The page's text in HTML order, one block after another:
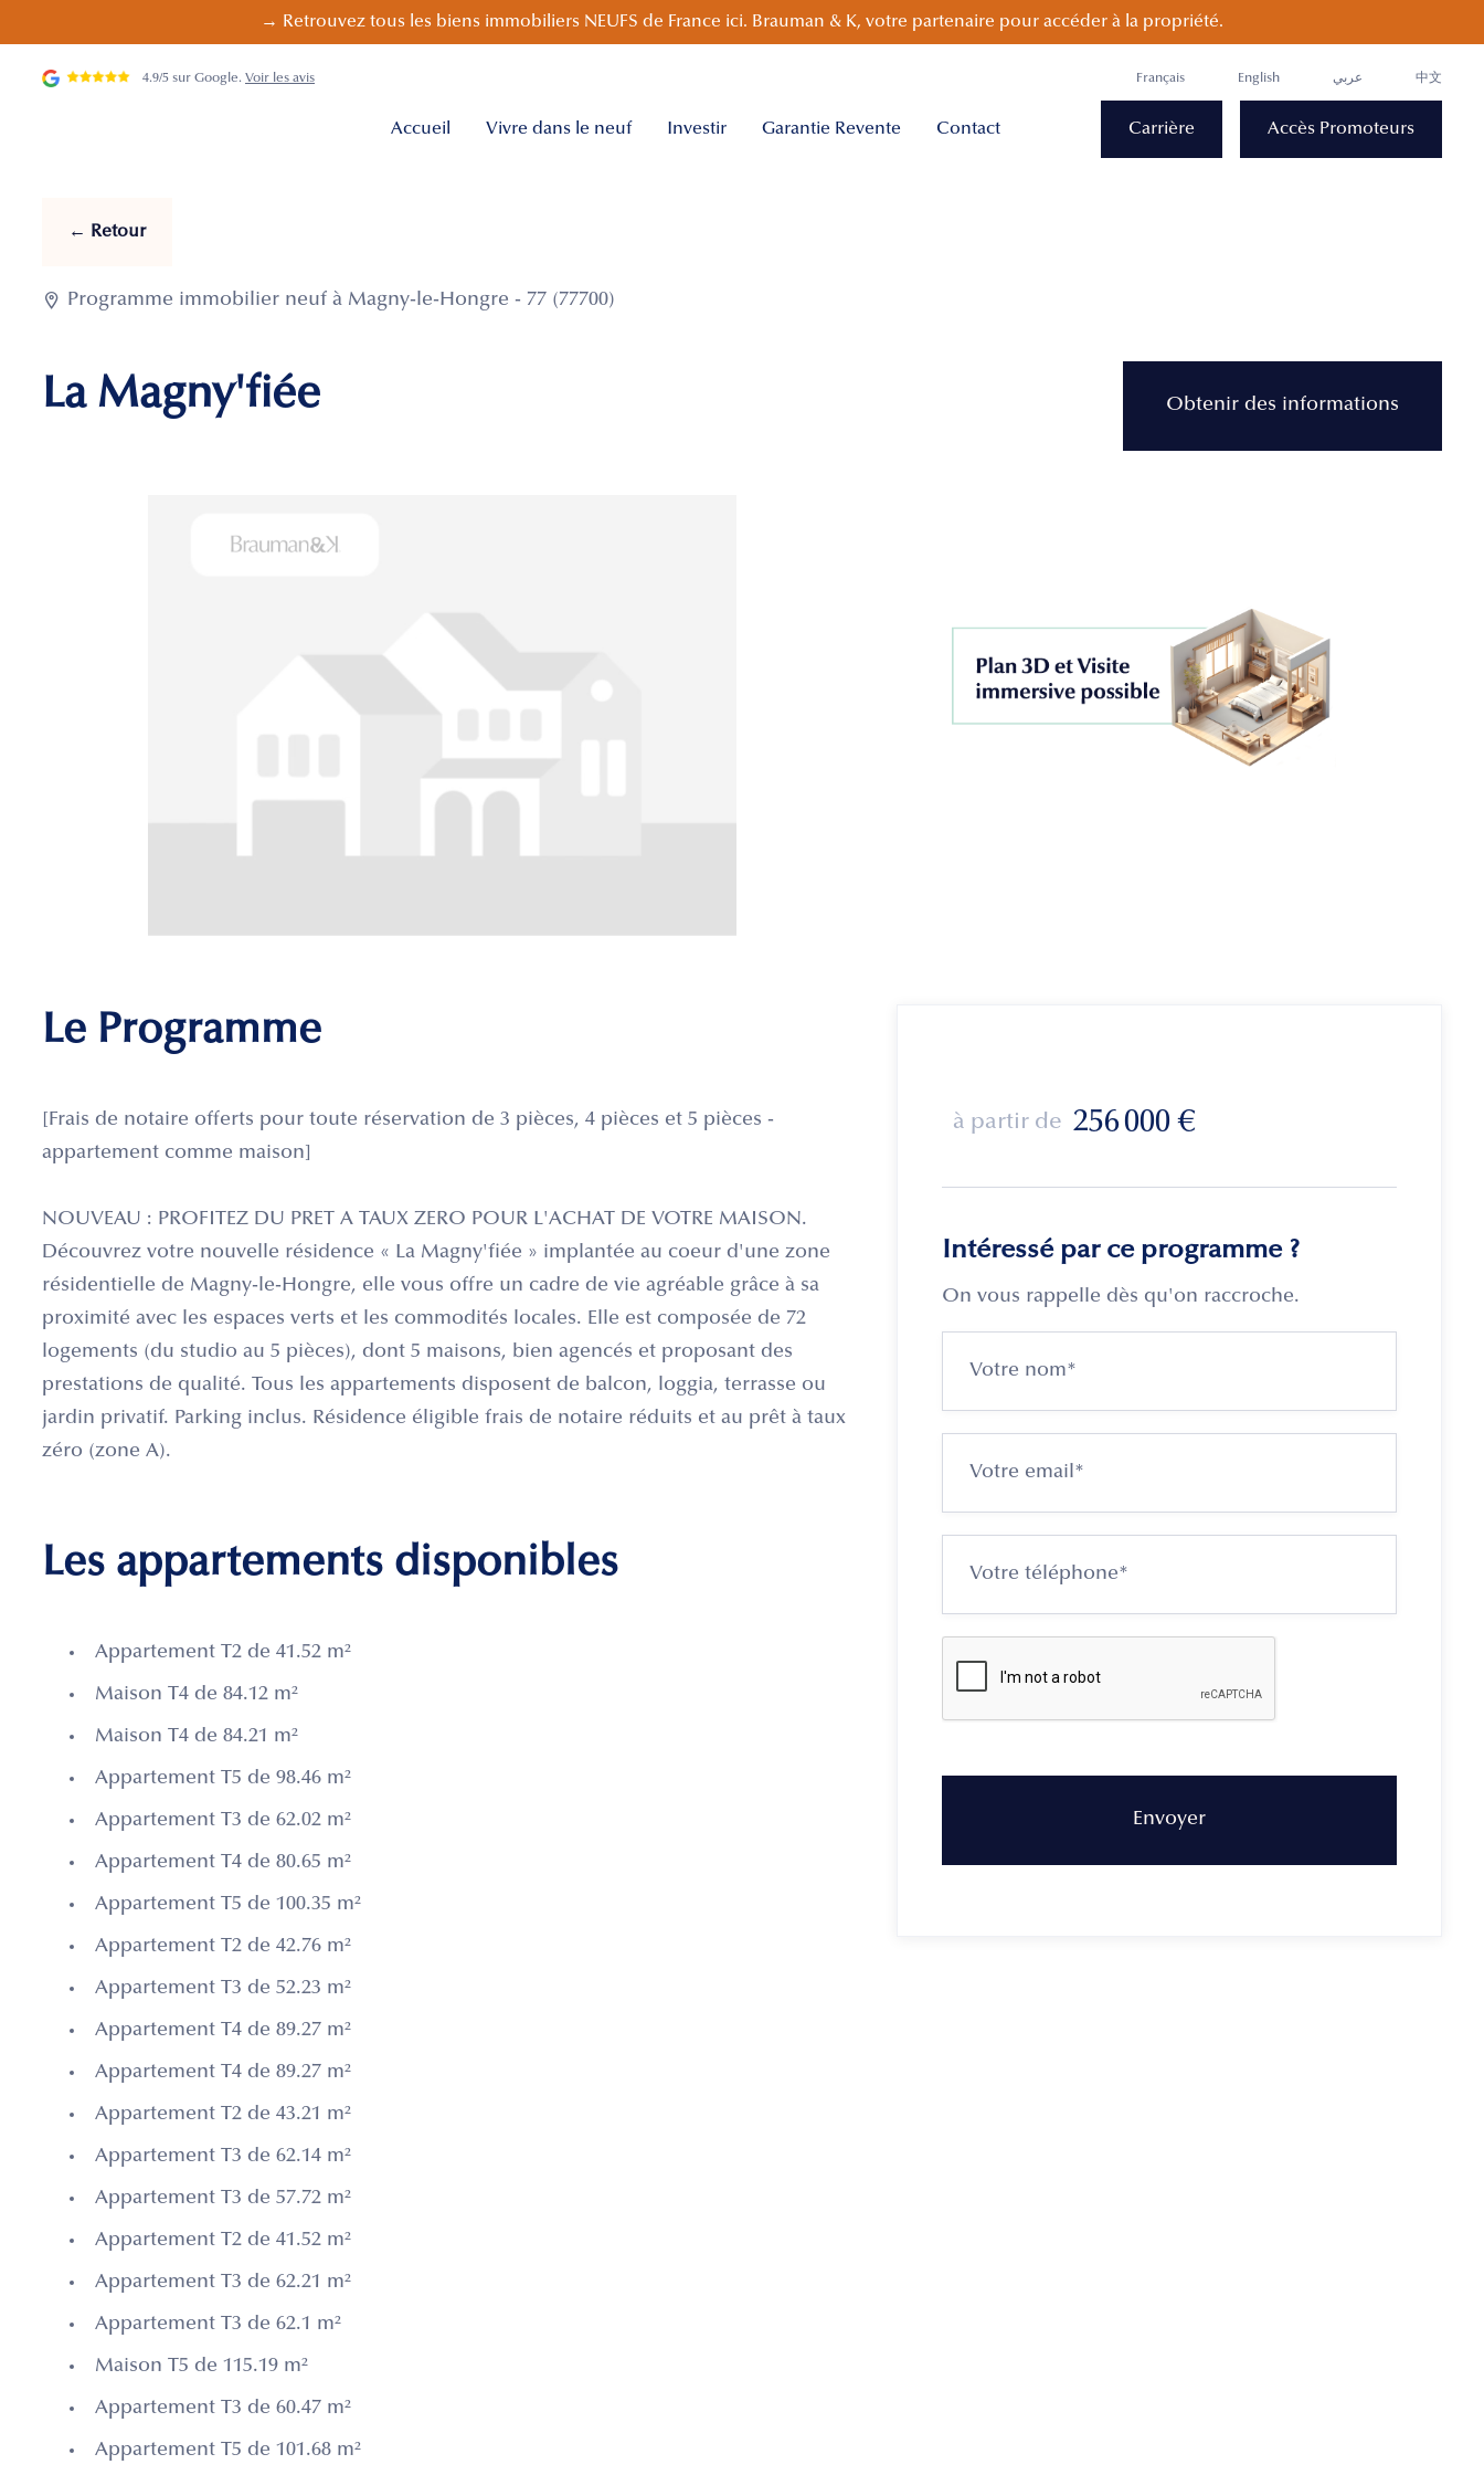
→ Retrouvez tous les biens immobiliers NEUFS de France ici. Brauman & K, votre partenaire pour accéder à la propriété.
4.9/5 sur Google. Voir les avis Français English عربي 中文
Accueil Vivre dans le neuf Investir Garantie Revente Contact Carrière Accès Promoteurs
← Retour
 Programme immobilier neuf à Magny-le-Hongre - 77 (77700)
La Magny'fiée Obtenir des informations
Le Programme
[Frais de notaire offerts pour toute réservation de 3 pièces, 4 pièces et 5 pièces -
appartement comme maison]
NOUVEAU : PROFITEZ DU PRET A TAUX ZERO POUR L'ACHAT DE VOTRE MAISON.
Découvrez votre nouvelle résidence « La Magny'fiée » implantée au coeur d'une zone
résidentielle de Magny-le-Hongre, elle vous offre un cadre de vie agréable grâce à sa
proximité avec les espaces verts et les commodités locales. Elle est composée de 72
logements (du studio au 5 pièces), dont 5 maisons, bien agencés et proposant des
prestations de qualité. Tous les appartements disposent de balcon, loggia, terrasse ou
jardin privatif. Parking inclus. Résidence éligible frais de notaire réduits et au prêt à taux
zéro (zone A).
Les appartements disponibles
Appartement T2 de 41.52 m²
Maison T4 de 84.12 m²
Maison T4 de 84.21 m²
Appartement T5 de 98.46 m²
Appartement T3 de 62.02 m²
Appartement T4 de 80.65 m²
Appartement T5 de 100.35 m²
Appartement T2 de 42.76 m²
Appartement T3 de 52.23 m²
Appartement T4 de 89.27 m²
Appartement T4 de 89.27 m²
Appartement T2 de 43.21 m²
Appartement T3 de 62.14 m²
Appartement T3 de 57.72 m²
Appartement T2 de 41.52 m²
Appartement T3 de 62.21 m²
Appartement T3 de 62.1 m²
Maison T5 de 115.19 m²
Appartement T3 de 60.47 m²
Appartement T5 de 101.68 m²
à partir de 256 000 €
Intéressé par ce programme ?
On vous rappelle dès qu'on raccroche.